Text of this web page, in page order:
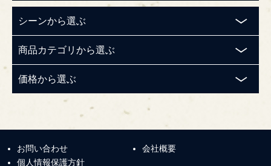
シーンから選ぶ
商品カテゴリから選ぶ
価格から選ぶ
お問い合わせ
会社概要
個人情報保護方針